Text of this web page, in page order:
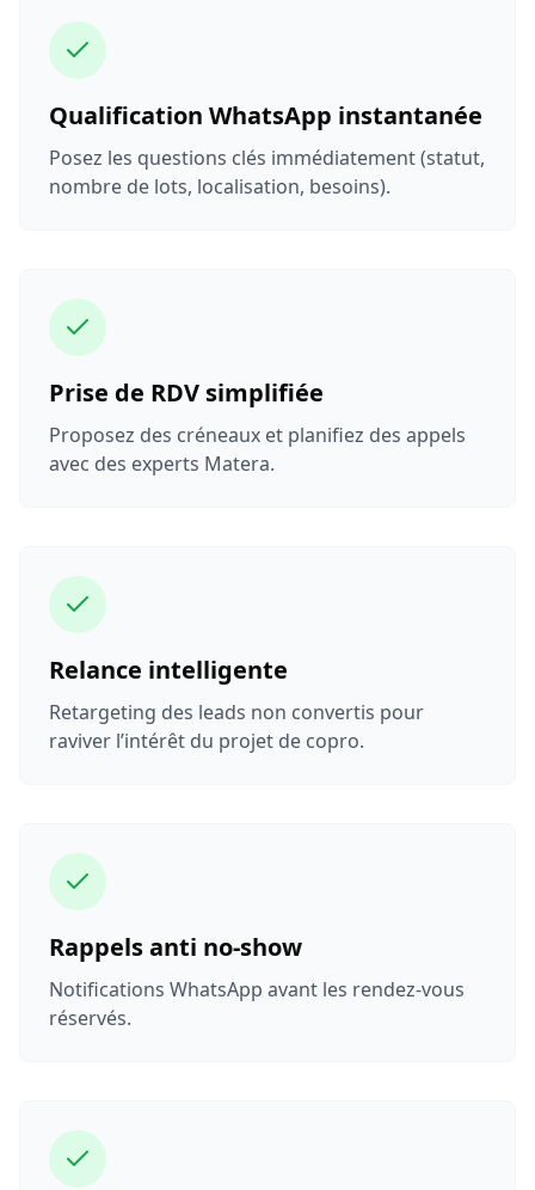
Qualification WhatsApp instantanée
Posez les questions clés immédiatement (statut,
nombre de lots, localisation, besoins).
Prise de RDV simplifiée
Proposez des créneaux et planifiez des appels
avec des experts Matera.
Relance intelligente
Retargeting des leads non convertis pour
raviver l’intérêt du projet de copro.
Rappels anti no-show
Notifications WhatsApp avant les rendez-vous
réservés.